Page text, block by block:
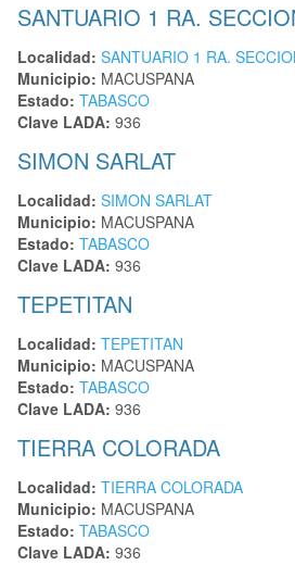
SANTUARIO 1 RA.
Localidad: SANTUARIO 1 RA.
Municipio: MACUSPANA
Estado: TABASCO
Clave LADA: 936
SIMON SARLAT
Localidad: SIMON SARLAT
Municipio: MACUSPANA
Estado: TABASCO
Clave LADA: 936
TEPETITAN
Localidad: TEPETITAN
Municipio: MACUSPANA
Estado: TABASCO
Clave LADA: 936
TIERRA COLORADA
Localidad: TIERRA COLORADA
Municipio: MACUSPANA
Estado: TABASCO
Clave LADA: 936